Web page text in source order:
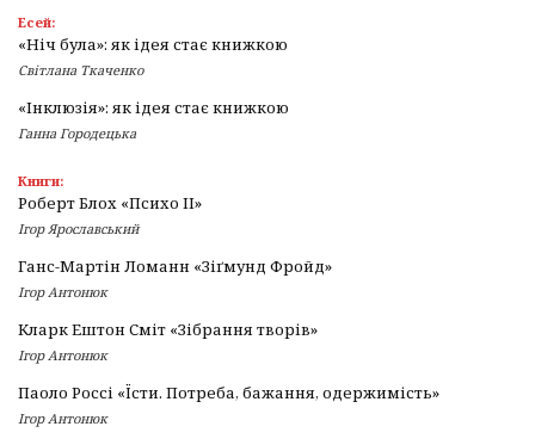
Есей:
«Ніч була»: як ідея стає книжкою
Світлана Ткаченко
«Інклюзія»: як ідея стає книжкою
Ганна Городецька
Книги:
Роберт Блох «Психо ІІ»
Ігор Ярославський
Ганс-Мартін Ломанн «Зіґмунд Фройд»
Ігор Антонюк
Кларк Ештон Сміт «Зібрання творів»
Ігор Антонюк
Паоло Россі «Їсти. Потреба, бажання, одержимість»
Ігор Антонюк